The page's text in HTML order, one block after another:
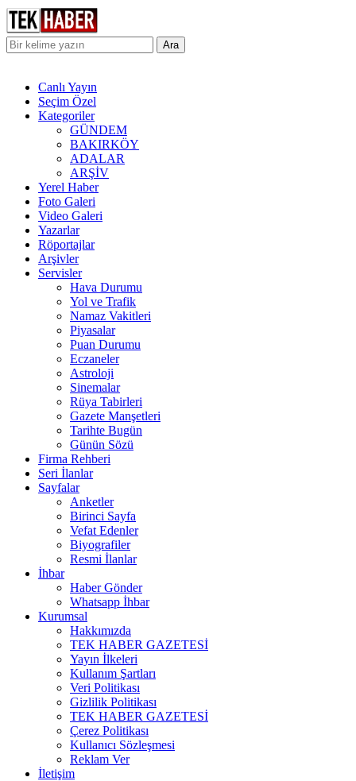
Ara
Canlı Yayın
Seçim Özel
Kategoriler
GÜNDEM
BAKIRKÖY
ADALAR
ARŞİV
Yerel Haber
Foto Galeri
Video Galeri
Yazarlar
Röportajlar
Arşivler
Servisler
Hava Durumu
Yol ve Trafik
Namaz Vakitleri
Piyasalar
Puan Durumu
Eczaneler
Astroloji
Sinemalar
Rüya Tabirleri
Gazete Manşetleri
Tarihte Bugün
Günün Sözü
Firma Rehberi
Seri İlanlar
Sayfalar
Anketler
Birinci Sayfa
Vefat Edenler
Biyografiler
Resmi İlanlar
İhbar
Haber Gönder
Whatsapp İhbar
Kurumsal
Hakkımızda
TEK HABER GAZETESİ
Yayın İlkeleri
Kullanım Şartları
Veri Politikası
Gizlilik Politikası
TEK HABER GAZETESİ
Çerez Politikası
Kullanıcı Sözleşmesi
Reklam Ver
İletişim